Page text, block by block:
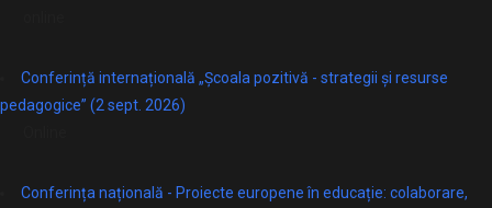
Conferință internațională „Școala pozitivă - strategii și resurse
pedagogice” (2 sept. 2026)
Conferința națională - Proiecte europene în educație: colaborare,